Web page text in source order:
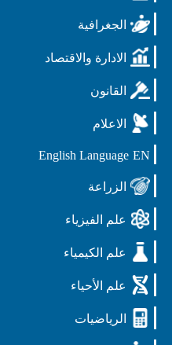
الجغرافية
الادارة والاقتصاد
القانون
الاعلام
EN
English Language
الزراعة
علم الفيزياء
علم الكيمياء
علم الأحياء
الرياضيات